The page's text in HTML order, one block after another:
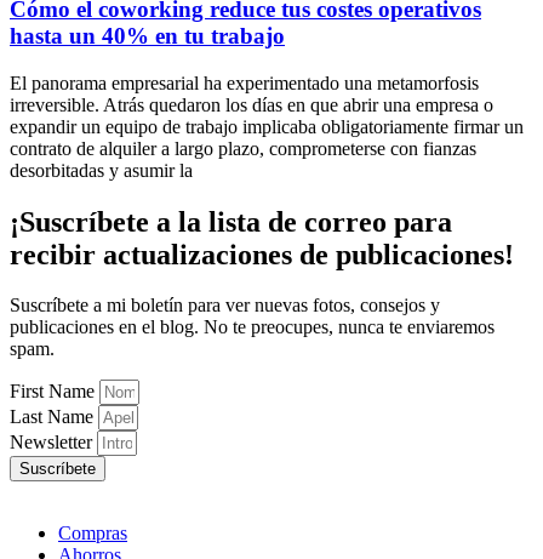
Cómo el coworking reduce tus costes operativos
hasta un 40% en tu trabajo
El panorama empresarial ha experimentado una metamorfosis
irreversible. Atrás quedaron los días en que abrir una empresa o
expandir un equipo de trabajo implicaba obligatoriamente firmar un
contrato de alquiler a largo plazo, comprometerse con fianzas
desorbitadas y asumir la
¡Suscríbete a la lista de correo para
recibir actualizaciones de publicaciones!
Suscríbete a mi boletín para ver nuevas fotos, consejos y
publicaciones en el blog. No te preocupes, nunca te enviaremos
spam.
First Name
Last Name
Newsletter
Suscríbete
Compras